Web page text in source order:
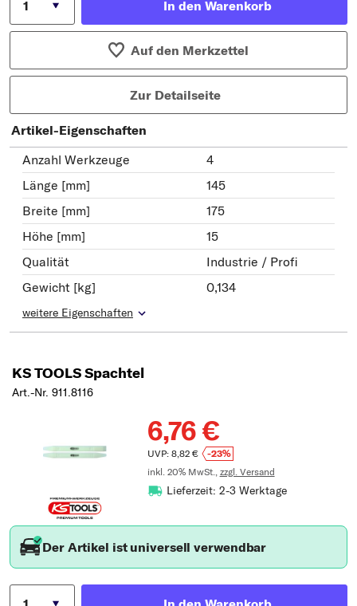
In den Warenkorb
Auf den Merkzettel
Zur Detailseite
Artikel-Eigenschaften
Anzahl Werkzeuge
4
Länge [mm]
145
Breite [mm]
175
Höhe [mm]
15
Qualität
Industrie / Profi
Gewicht [kg]
0,134
weitere Eigenschaften
KS TOOLS Spachtel
Art.-Nr. 911.8116
6,76 €
UVP: 8,82 €
-23%
inkl. 20% MwSt., zzgl. Versand
Lieferzeit: 2-3 Werktage
Der Artikel ist universell verwendbar